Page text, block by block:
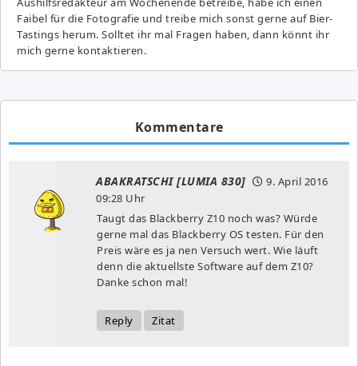
Faibel für die Fotografie und treibe mich sonst gerne auf Bier-
Tastings herum. Solltet ihr mal Fragen haben, dann könnt ihr
mich gerne kontaktieren.
Kommentare
ABAKRATSCHI [LUMIA 830]
9. April 2016
09:28 Uhr
Taugt das Blackberry Z10 noch was? Würde
gerne mal das Blackberry OS testen. Für den
Preis wäre es ja nen Versuch wert. Wie läuft
denn die aktuellste Software auf dem Z10?
Danke schon mal!
Reply Zitat